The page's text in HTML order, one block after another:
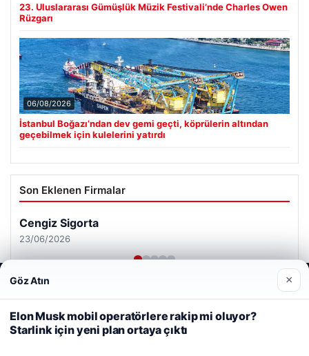
23. Uluslararası Gümüşlük Müzik Festivali’nde Charles Owen
Rüzgarı
06/08/2026
İstanbul Boğazı’ndan dev gemi geçti, köprülerin altından
geçebilmek için kulelerini yatırdı
Son Eklenen Firmalar
Cengiz Sigorta
23/06/2026
Web sitemizi nasıl kullandığınızı daha iyi anlayabilmek,
deneyiminizi kişiselleştirmek ve geliştirmek amacıyla çerezler
kullanıyoruz.
Çerez Politikamız
Reddet Kabul Et
Göz Atın ×
Elon Musk mobil operatörlere rakip mi oluyor?
Starlink için yeni plan ortaya çıktı